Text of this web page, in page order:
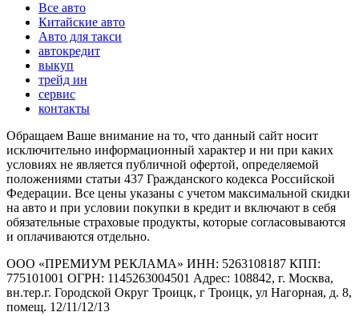
Все авто
Китайские авто
Авто для такси
автокредит
выкуп
трейд ин
сервис
контакты
Обращаем Ваше внимание на то, что данный сайт носит
исключительно информационный характер и ни при каких
условиях не является публичной офертой, определяемой
положениями статьи 437 Гражданского кодекса Российской
Федерации. Все цены указаны с учетом максимальной скидки
на авто и при условии покупки в кредит и включают в себя
обязательные страховые продукты, которые согласовываются
и оплачиваются отдельно.
ООО «ПРЕМИУМ РЕКЛАМА» ИНН: 5263108187 КПП:
775101001 ОГРН: 1145263004501 Адрес: 108842, г. Москва,
вн.тер.г. Городской Округ Троицк, г Троицк, ул Нагорная, д. 8,
помещ. 12/11/12/13